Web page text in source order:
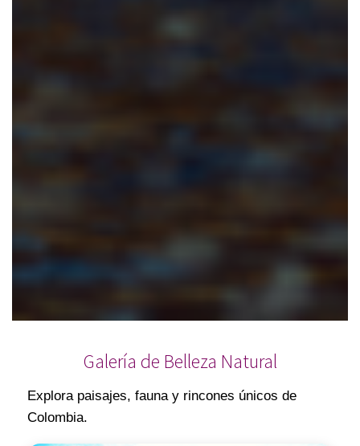
Galería de Belleza Natural
Explora paisajes, fauna y rincones únicos de
Colombia.